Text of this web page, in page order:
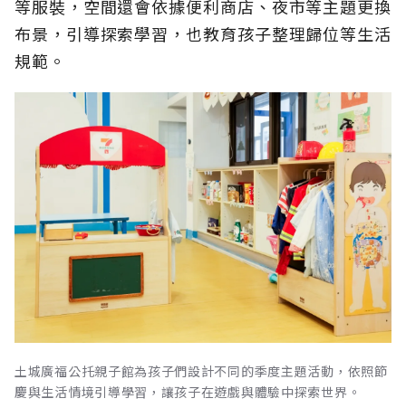
等服裝，空間還會依據便利商店、夜市等主題更換
布景，引導探索學習，也教育孩子整理歸位等生活
規範。
土城廣福公托親子館為孩子們設計不同的季度主題活動，依照節
慶與生活情境引導學習，讓孩子在遊戲與體驗中探索世界。